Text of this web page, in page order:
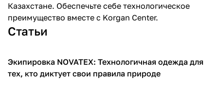
Казахстане. Обеспечьте себе технологическое
преимущество вместе с Korgan Center.
Статьи
Советы покупателям
Экипировка NOVATEX: Технологичная одежда для
тех, кто диктует свои правила природе